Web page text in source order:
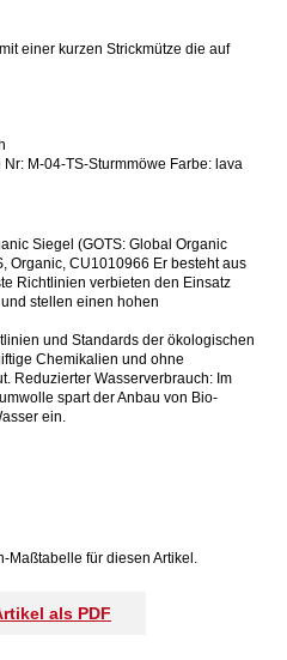
einer kurzen Strickmütze die auf
M-04-TS-Sturmmöwe Farbe: lava
Siegel (GOTS: Global Organic
Organic, CU1010966 Er besteht aus
Richtlinien verbieten den Einsatz
stellen einen hohen
und Standards der ökologischen
Chemikalien und ohne
Reduzierter Wasserverbrauch: Im
spart der Anbau von Bio-
ein.
Maßtabelle für diesen Artikel.
als PDF